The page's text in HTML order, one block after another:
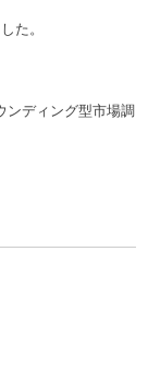
た。
ンディング型市場調